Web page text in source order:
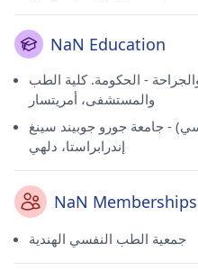
NaN Education
- الحكومة. كلية الطب
والمستشفى، أمريتسار
- جامعة جورو جوبيند سينغ
إندرابراستا، دلهي
NaN Memberships
جمعية الطب النفسي الهندية